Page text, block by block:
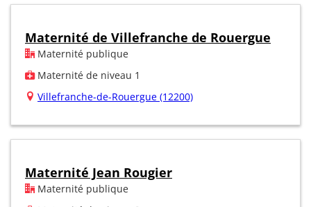
Maternité de Villefranche de Rouergue
Maternité publique
Maternité de niveau 1
Villefranche-de-Rouergue (12200)
Maternité Jean Rougier
Maternité publique